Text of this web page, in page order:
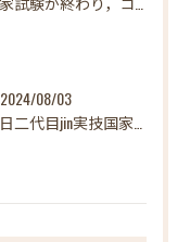
2024/08/03